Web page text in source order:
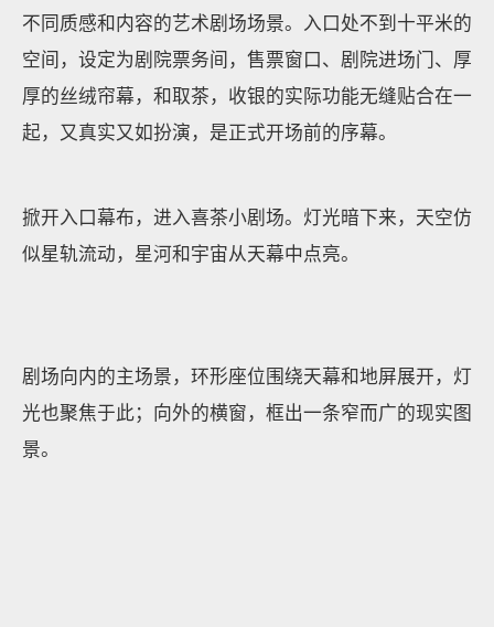
不同质感和内容的艺术剧场场景。入口处不到十平米的
空间，设定为剧院票务间，售票窗口、剧院进场门、厚
厚的丝绒帘幕，和取茶，收银的实际功能无缝贴合在一
起，又真实又如扮演，是正式开场前的序幕。
掀开入口幕布，进入喜茶小剧场。灯光暗下来，天空仿
似星轨流动，星河和宇宙从天幕中点亮。
剧场向内的主场景，环形座位围绕天幕和地屏展开，灯
光也聚焦于此；向外的横窗，框出一条窄而广的现实图
景。